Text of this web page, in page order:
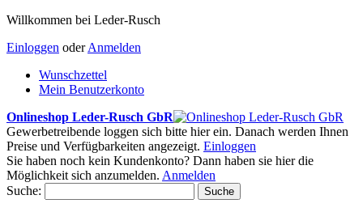
Willkommen bei Leder-Rusch
Einloggen oder Anmelden
Wunschzettel
Mein Benutzerkonto
Onlineshop Leder-Rusch GbR
Gewerbetreibende loggen sich bitte hier ein. Danach werden Ihnen
Preise und Verfügbarkeiten angezeigt. Einloggen
Sie haben noch kein Kundenkonto? Dann haben sie hier die
Möglichkeit sich anzumelden. Anmelden
Suche:
Suche